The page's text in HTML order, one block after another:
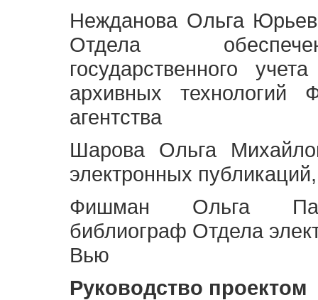
Нежданова Ольга
Отдела
государственного
архивных технологий
агентства
Шарова Ольга
электронных
Фишман Ольга
библиограф Отдела
Вью
Руководство проектом